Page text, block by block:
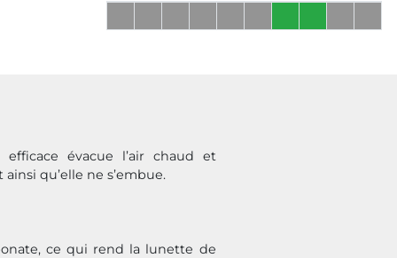
évacue l’air chaud et
qu’elle ne s’embue.
ce qui rend la lunette de